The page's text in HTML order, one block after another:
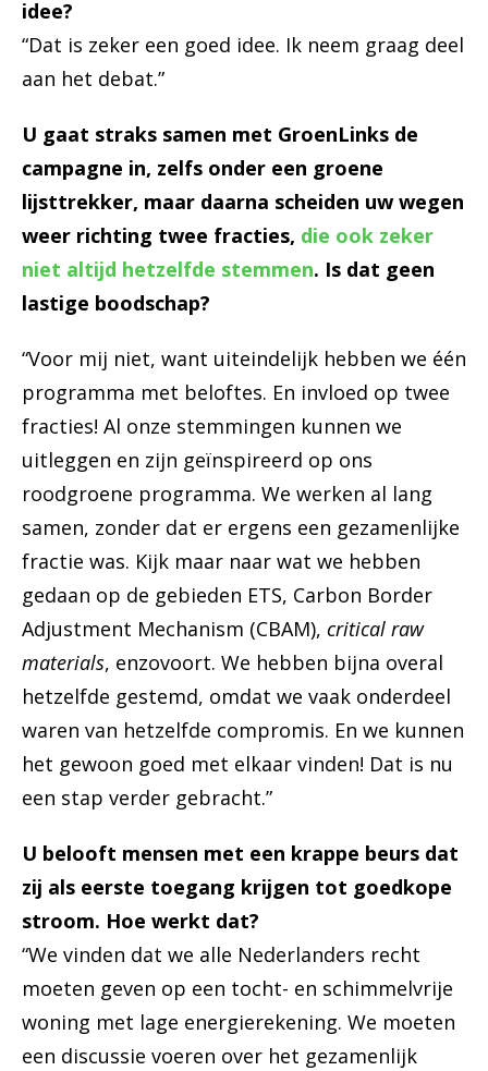
idee?
“Dat is zeker een goed idee. Ik neem graag deel
aan het debat.”
U gaat straks samen met GroenLinks de
campagne in, zelfs onder een groene
lijsttrekker, maar daarna scheiden uw wegen
weer richting twee fracties, die ook zeker
niet altijd hetzelfde stemmen. Is dat geen
lastige boodschap?
“Voor mij niet, want uiteindelijk hebben we één
programma met beloftes. En invloed op twee
fracties! Al onze stemmingen kunnen we
uitleggen en zijn geïnspireerd op ons
roodgroene programma. We werken al lang
samen, zonder dat er ergens een gezamenlijke
fractie was. Kijk maar naar wat we hebben
gedaan op de gebieden ETS, Carbon Border
Adjustment Mechanism (CBAM), critical raw
materials, enzovoort. We hebben bijna overal
hetzelfde gestemd, omdat we vaak onderdeel
waren van hetzelfde compromis. En we kunnen
het gewoon goed met elkaar vinden! Dat is nu
een stap verder gebracht.”
U belooft mensen met een krappe beurs dat
zij als eerste toegang krijgen tot goedkope
stroom. Hoe werkt dat?
“We vinden dat we alle Nederlanders recht
moeten geven op een tocht- en schimmelvrije
woning met lage energierekening. We moeten
een discussie voeren over het gezamenlijk